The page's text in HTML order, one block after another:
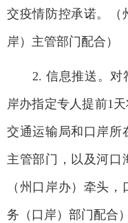
交疫情防控承诺。（
岸）主管部门配合）
2. 信息推送。对符
岸办指定专人提前1
交通运输局和口岸所
主管部门，以及河口
（州口岸办）牵头
务（口岸）部门配合）